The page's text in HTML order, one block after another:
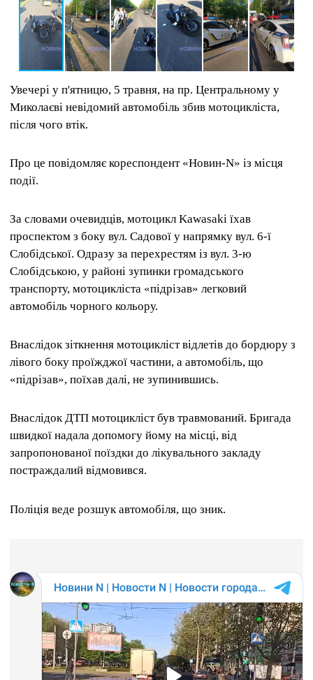
Увечері у п'ятницю, 5 травня, на пр. Центральному у
Миколаєві невідомий автомобіль збив мотоцикліста,
після чого втік.
Про це повідомляє кореспондент «Новин-N» із місця
події.
За словами очевидців, мотоцикл Kawasaki їхав
проспектом з боку вул. Садової у напрямку вул. 6-ї
Слобідської. Одразу за перехрестям із вул. 3-ю
Слобідською, у районі зупинки громадського
транспорту, мотоцикліста «підрізав» легковий
автомобіль чорного кольору.
Внаслідок зіткнення мотоцикліст відлетів до бордюру з
лівого боку проїжджої частини, а автомобіль, що
«підрізав», поїхав далі, не зупинившись.
Внаслідок ДТП мотоцикліст був травмований. Бригада
швидкої надала допомогу йому на місці, від
запропонованої поїздки до лікувального закладу
постраждалий відмовився.
Поліція веде розшук автомобіля, що зник.